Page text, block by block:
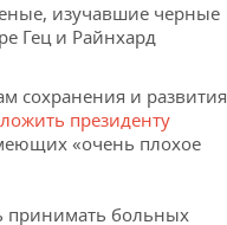
изучавшие черные
Гец и Райнхард
сохранения и развития
президенту
«очень плохое
принимать больных